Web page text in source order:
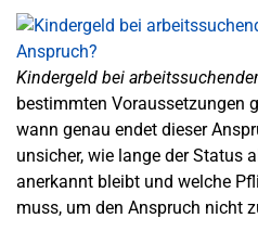
Kindergeld bei
bestimmten Voraussetzungen
wann genau endet dieser
unsicher, wie lange der Status
anerkannt bleibt und welche
muss, um den Anspruch nicht